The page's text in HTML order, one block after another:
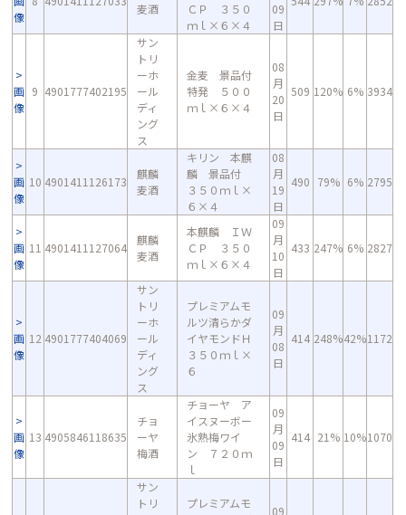
像
麦酒
ＣＰ ３５０
ｍｌ×６×４
09
日
画
像
9 4901777402195
サン
トリ
ーホ
ール
ディ
ング
ス
金麦 景品付
特発 ５００
ｍｌ×６×４
08
月
20
日
509 120% 6% 3934
画
像
10 4901411126173
麒麟
麦酒
キリン 本麒
麟 景品付
３５０ｍｌ×
６×４
08
月
19
日
490 79% 6% 2795
画
像
11 4901411127064
麒麟
麦酒
本麒麟 ＩＷ
ＣＰ ３５０
ｍｌ×６×４
09
月
10
日
433 247% 6% 2827
画
像
12 4901777404069
サン
トリ
ーホ
ール
ディ
ング
ス
プレミアムモ
ルツ清らかダ
イヤモンドＨ
３５０ｍｌ×
６
09
月
08
日
414 248%42%1172
画
像
13 4905846118635
チョ
ーヤ
梅酒
チョーヤ ア
イスヌーボー
氷熟梅ワイ
ン ７２０ｍ
ｌ
09
月
09
日
414 21% 10%1070
サン
トリ
プレミアムモ
09